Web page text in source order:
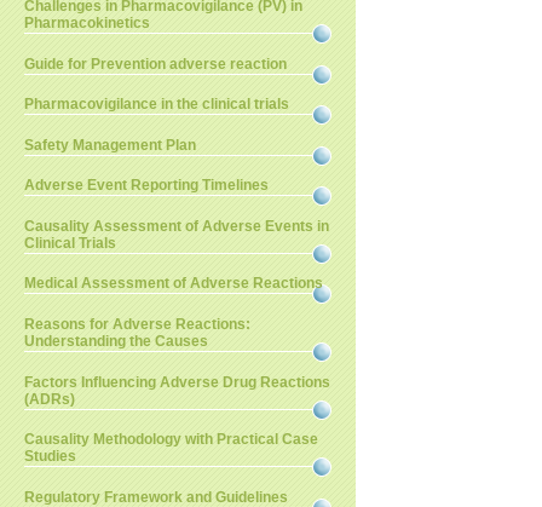
Challenges in Pharmacovigilance (PV) in
Pharmacokinetics
Guide for Prevention adverse reaction
Pharmacovigilance in the clinical trials
Safety Management Plan
Adverse Event Reporting Timelines
Causality Assessment of Adverse Events in
Clinical Trials
Medical Assessment of Adverse Reactions
Reasons for Adverse Reactions:
Understanding the Causes
Factors Influencing Adverse Drug Reactions
(ADRs)
Causality Methodology with Practical Case
Studies
Regulatory Framework and Guidelines